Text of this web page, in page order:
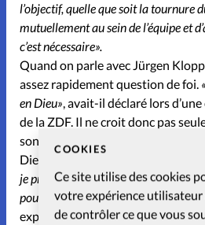
COOKIES
Ce site utilise des cookies
votre expérience
de contrôler ce que vous
l’objectif, quelle que soit la tournure
mutuellement au sein de l’équipe et
c’est nécessaire».
Quand on parle avec Jürgen
assez rapidement question de foi.
en Dieu», avait-il déclaré lors
de la ZDF. Il ne croit donc pas
son équipe, mais aussi en Dieu.
Dieu était vraiment là dans toutes
je prie et lui parle pour lui demander
pour moi».Je souhaite à chacun de
expérience.